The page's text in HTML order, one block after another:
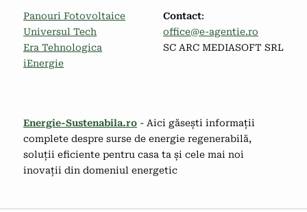
Panouri Fotovoltaice
Universul Tech
Era Tehnologica
iEnergie
Contact:
office@e-agentie.ro
SC ARC MEDIASOFT SRL
Energie-Sustenabila.ro - Aici găsești informații
complete despre surse de energie regenerabilă,
soluții eficiente pentru casa ta și cele mai noi
inovații din domeniul energetic